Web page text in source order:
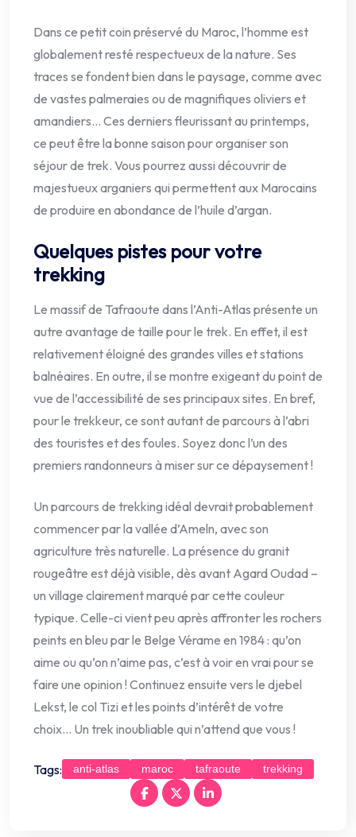
Dans ce petit coin préservé du Maroc, l’homme est
globalement resté respectueux de la nature. Ses
traces se fondent bien dans le paysage, comme avec
de vastes palmeraies ou de magnifiques oliviers et
amandiers… Ces derniers fleurissant au printemps,
ce peut être la bonne saison pour organiser son
séjour de trek. Vous pourrez aussi découvrir de
majestueux arganiers qui permettent aux Marocains
de produire en abondance de l’huile d’argan.
Quelques pistes pour votre
trekking
Le massif de Tafraoute dans l’Anti-Atlas présente un
autre avantage de taille pour le trek. En effet, il est
relativement éloigné des grandes villes et stations
balnéaires. En outre, il se montre exigeant du point de
vue de l’accessibilité de ses principaux sites. En bref,
pour le trekkeur, ce sont autant de parcours à l’abri
des touristes et des foules. Soyez donc l’un des
premiers randonneurs à miser sur ce dépaysement !
Un parcours de trekking idéal devrait probablement
commencer par la vallée d’Ameln, avec son
agriculture très naturelle. La présence du granit
rougeâtre est déjà visible, dès avant Agard Oudad –
un village clairement marqué par cette couleur
typique. Celle-ci vient peu après affronter les rochers
peints en bleu par le Belge Vérame en 1984 : qu’on
aime ou qu’on n’aime pas, c’est à voir en vrai pour se
faire une opinion ! Continuez ensuite vers le djebel
Lekst, le col Tizi et les points d’intérêt de votre
choix… Un trek inoubliable qui n’attend que vous !
Tags: anti-atlas maroc tafraoute trekking